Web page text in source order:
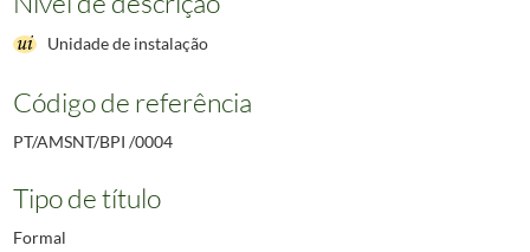
Unidade de instalação
Código de referência
PT/AMSNT/BPI /0004
Tipo de título
Formal